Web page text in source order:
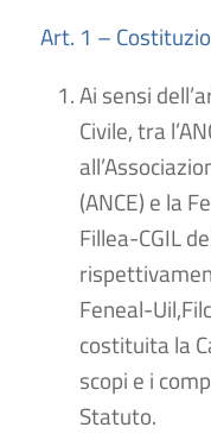
Art. 1 –
Ai sensi
Civile, tra
(ANCE) e la
Fillea-CGIL
Feneal-
costituita la
scopi e i
Statuto.